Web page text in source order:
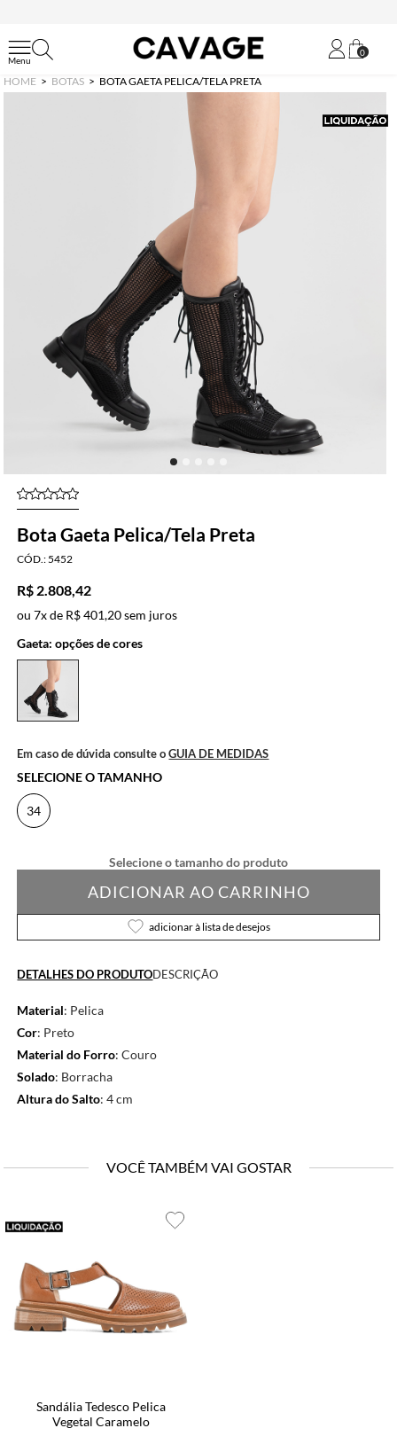
0
HOME BOTAS BOTA GAETA PELICA/TELA PRETA
Bota Gaeta Pelica/Tela Preta
5452
R$ 2.808,42
ou7xde R$ 401,20sem juros
Gaeta: opções de cores
SELECIONE O TAMANHO
Em caso de dúvida consulte oGUIA DE MEDIDAS
34
ADICIONAR AO CARRINHO
adicionar à lista de desejos
DETALHES DO PRODUTODESCRIÇÃO
Material: Pelica
Cor: Preto
Material do Forro: Couro
Solado: Borracha
Altura do Salto: 4 cm
VOCÊ TAMBÉM VAI GOSTAR
Sandália Tedesco Pelica
Vegetal Caramelo